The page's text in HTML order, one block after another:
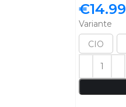
€14.99
Variante
CIO